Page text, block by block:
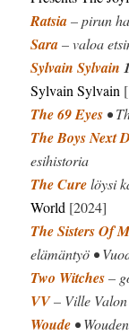
Ratsia– pirun
Sara– valoa
Sylvain Sylvain
Sylvain Sylvain
The 69 Eyes •
The Boys Next
esihistoria
The Curelöysi
World [2024]
The Sisters Of
elämäntyö •
Two Witches–
VV– Ville
Woude •